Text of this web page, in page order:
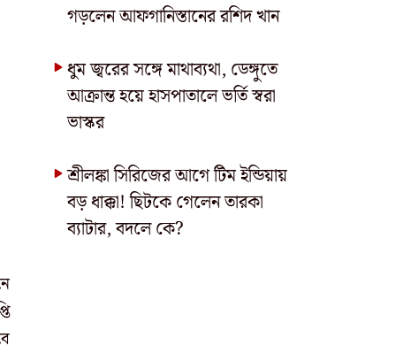
গড়লেন আফগানিস্তানের রশিদ খান
ধুম জ্বরের সঙ্গে মাথাব্যথা, ডেঙ্গুতে
আক্রান্ত হয়ে হাসপাতালে ভর্তি স্বরা
ভাস্কর
শ্রীলঙ্কা সিরিজের আগে টিম ইন্ডিয়ায়
বড় ধাক্কা! ছিটকে গেলেন তারকা
ব্যাটার, বদলে কে?